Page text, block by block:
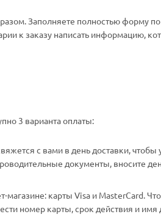
Заполняете полностью форму
к заказу написать информацию,
3 варианта оплаты:
с вами в день доставки, чтобы
документы, вносите
карты Visa и MasterCard.
номер карты, срок действия и имя